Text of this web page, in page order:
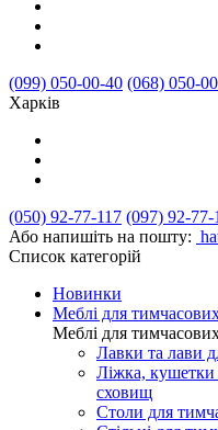
(099) 050-00-40 (068) 050-
Харків
(050) 92-77-117 (097) 92-77-
Або напишіть на пошту:
Список категорій
Новинки
Меблі для
Меблі для
Лавки та лави
Ліжка, кушетки
сховищ
Столи для